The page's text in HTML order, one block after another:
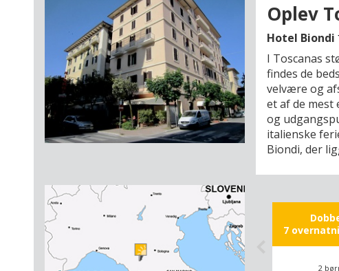
Oplev
Hotel Biondi
I Toscanas
findes de
velvære og
et af de mest
og
italienske
Biondi, der
området er
kunst i
tilbage og
med et godt
7
2